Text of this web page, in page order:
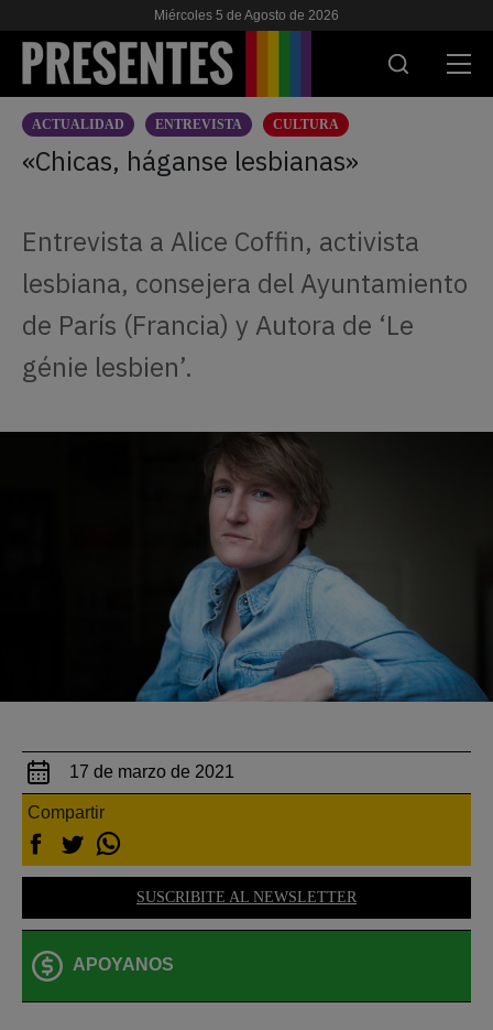
Miércoles 5 de Agosto de 2026
ACTUALIDAD
VIH & SIDA
ESCUELA
NOSOTRES
ES EN
ACTUALIDAD ENTREVISTA CULTURA
«Chicas, háganse lesbianas»
Entrevista a Alice Coffin, activista
lesbiana, consejera del Ayuntamiento
de París (Francia) y Autora de ‘Le
génie lesbien’.
17 de marzo de 2021
Compartir
SUSCRIBITE AL NEWSLETTER
APOYANOS